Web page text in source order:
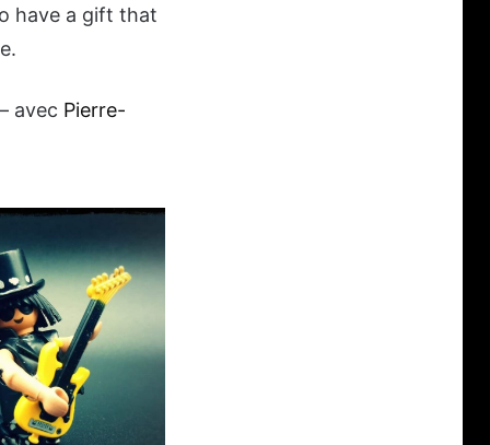
have a gift that
avec Pierre-